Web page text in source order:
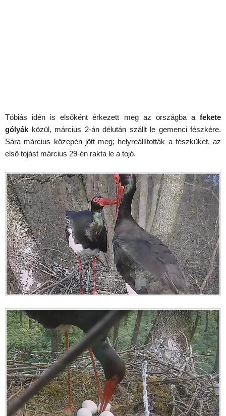
Tóbiás idén is elsőként érkezett meg az országba afekete
gólyák közül, március 2-án délután szállt le gemenci fészkére.
Sára március közepén jött meg; helyreállították a fészküket, az
első tojást március 29-én rakta le a tojó.